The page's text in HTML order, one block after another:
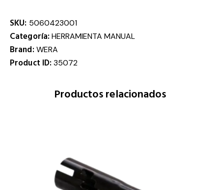
SKU: 5060423001
Categoría:HERRAMIENTA MANUAL
Brand: WERA
Product ID:35072
Productos relacionados